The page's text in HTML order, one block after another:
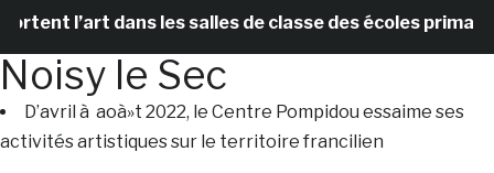
l’art dans les salles de classe des écoles primaires
Noisy le Sec
D’avril à aoà»t 2022, le Centre Pompidou essaime ses
activités artistiques sur le territoire francilien